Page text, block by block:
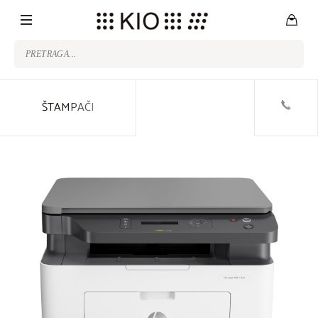
ŠTAMPAČI